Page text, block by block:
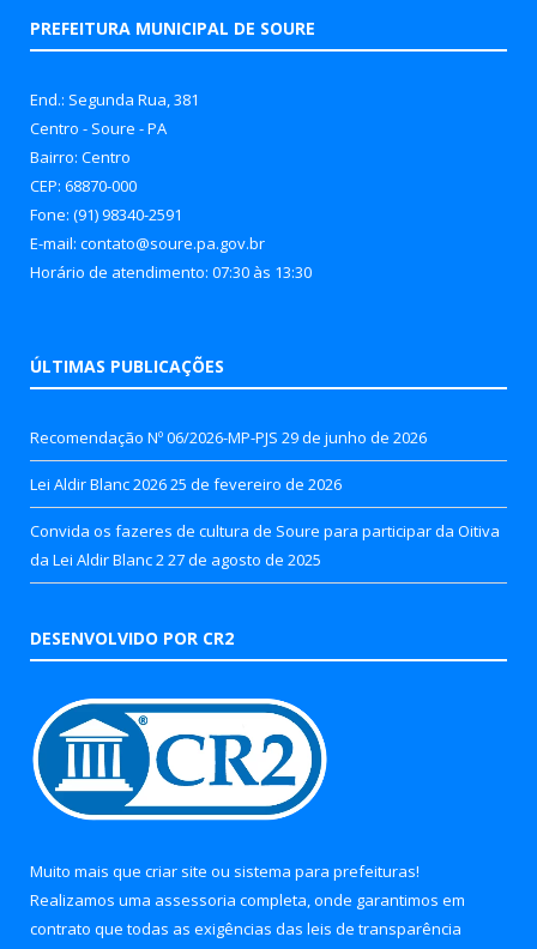
PREFEITURA MUNICIPAL DE SOURE
End.: Segunda Rua, 381
Centro - Soure - PA
Bairro: Centro
CEP: 68870-000
Fone: (91) 98340-2591
E-mail: contato@soure.pa.gov.br
Horário de atendimento: 07:30 às 13:30
ÚLTIMAS PUBLICAÇÕES
Recomendação Nº 06/2026-MP-PJS 29 de junho de 2026
Lei Aldir Blanc 202625 de fevereiro de 2026
Convida os fazeres de cultura de Soure para participar da Oitiva
da Lei Aldir Blanc 227 de agosto de 2025
DESENVOLVIDO POR CR2
Muito mais que criar site ou sistema para prefeituras!
Realizamos uma assessoria completa, onde garantimos em
contrato que todas as exigências das leis de transparência